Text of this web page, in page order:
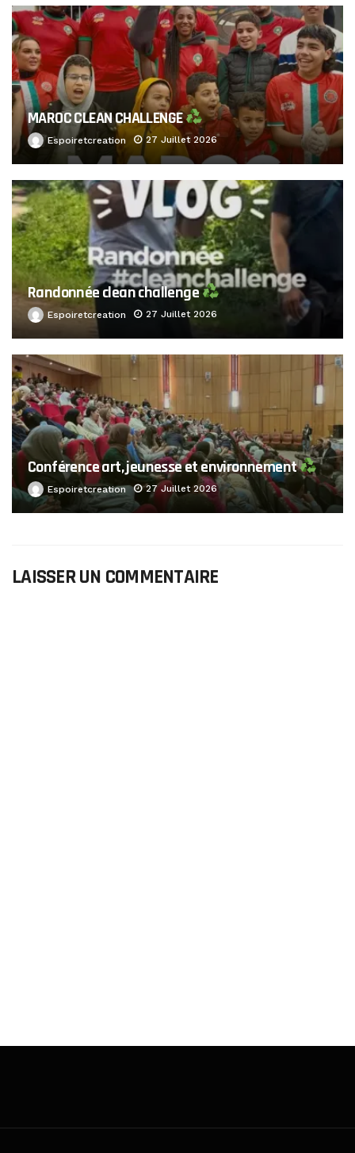
MAROC CLEAN CHALLENGE
Espoiretcreation 27 Juillet 2026
Randonnée clean challenge
Espoiretcreation 27 Juillet 2026
Conférence art, jeunesse et environnement
Espoiretcreation 27 Juillet 2026
LAISSER UN COMMENTAIRE